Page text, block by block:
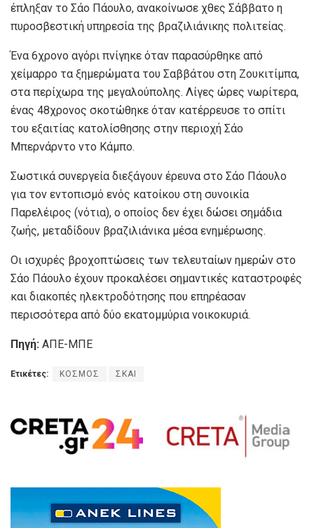
έπληξαν το Σάο Πάουλο, ανακοίνωσε χθες Σάββατο η
πυροσβεστική υπηρεσία της βραζιλιάνικης πολιτείας.
Ένα 6χρονο αγόρι πνίγηκε όταν παρασύρθηκε από
χείμαρρο τα ξημερώματα του Σαββάτου στη Ζουκιτίμπα,
στα περίχωρα της μεγαλούπολης. Λίγες ώρες νωρίτερα,
ένας 48χρονος σκοτώθηκε όταν κατέρρευσε το σπίτι
του εξαιτίας κατολίσθησης στην περιοχή Σάο
Μπερνάρντο ντο Κάμπο.
Σωστικά συνεργεία διεξάγουν έρευνα στο Σάο Πάουλο
για τον εντοπισμό ενός κατοίκου στη συνοικία
Παρελέιρος (νότια), ο οποίος δεν έχει δώσει σημάδια
ζωής, μεταδίδουν βραζιλιάνικα μέσα ενημέρωσης.
Οι ισχυρές βροχοπτώσεις των τελευταίων ημερών στο
Σάο Πάουλο έχουν προκαλέσει σημαντικές καταστροφές
και διακοπές ηλεκτροδότησης που επηρέασαν
περισσότερα από δύο εκατομμύρια νοικοκυριά.
Πηγή: ΑΠΕ-ΜΠΕ
Ετικέτες: ΚΟΣΜΟΣ ΣΚΑΙ